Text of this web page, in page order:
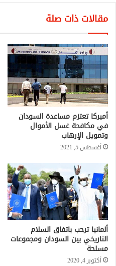
مقالات ذات صلة
أميركا تعتزم مساعدة السودان
في مكافحة غسل الأموال
وتمويل الإرهاب
أغسطس 5, 2021
ألمانيا ترحب باتفاق السلام
التاريخي بين السودان ومجموعات
مسلحة
أكتوبر 4, 2020